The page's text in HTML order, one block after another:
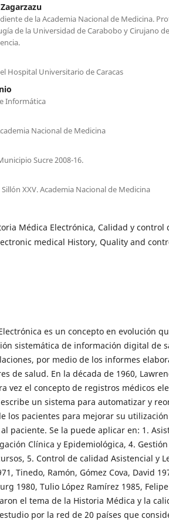
de la Academia Nacional de Medicina.
de la Universidad de Carabobo y Cirujano
Hospital Universitario de Caracas
Informática
Nacional de Medicina
Sucre 2008-16.
XXV. Academia Nacional de Medicina
Médica Electrónica, Calidad y control
medical History, Quality and
es un concepto en evolución
sistemática de información digital de
por medio de los informes
de salud. En la década de 1960,
vez el concepto de registros médicos
un sistema para automatizar y
los pacientes para mejorar su
paciente. Se la puede aplicar en: 1.
Clínica y Epidemiológica, 4.
5. Control de calidad Asistencial y
Tinedo, Ramón, Gómez Cova, David
1980, Tulio López Ramírez 1985,
el tema de la Historia Médica y la
por la red de 20 países que